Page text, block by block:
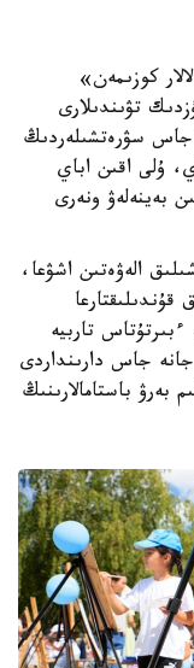
كوزىمەن»
تۋىندىلارى
جاس سۋرەتشىلەردىڭ
ۇلى اقىن اباي
بەينەلەۋ ونەرى
الەۋەتىن اشۋعا،
قۇندىلىقتارعا
تاربيە
جانە جاس دارىنداردى
بەرۋ باستامالارىنىڭ